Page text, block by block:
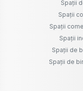
Spații
Spații
Spații
Spații
Spații de
Spații de